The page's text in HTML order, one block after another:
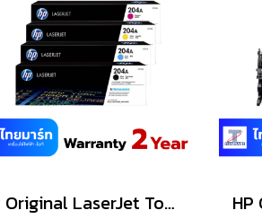
HP Original LaserJet Toner Cartridge 204A